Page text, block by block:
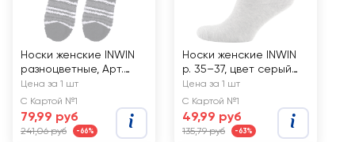
Носки женские INWIN
разноцветные, Арт.
EH1409087-1
Цена за 1 шт
С Картой №1
79,99 руб
241,06 руб -66%
Носки женские INWIN
р. 35–37, цвет серый
меланж, Арт. BWS01-
01
Цена за 1 шт
С Картой №1
49,99 руб
135,79 руб -63%